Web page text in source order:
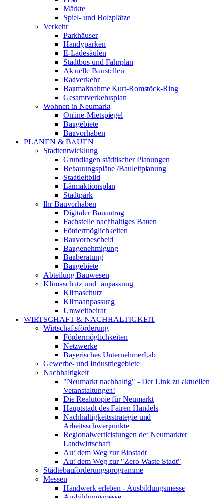
Märkte
Spiel- und Bolzplätze
Verkehr
Parkhäuser
Handyparken
E-Ladesäulen
Stadtbus und Fahrplan
Aktuelle Baustellen
Radverkehr
Baumaßnahme Kurt-Romstöck-Ring
Gesamtverkehrsplan
Wohnen in Neumarkt
Online-Mietspiegel
Baugebiete
Bauvorhaben
PLANEN & BAUEN
Stadtentwicklung
Grundlagen städtischer Planungen
Bebauungspläne /Bauleitplanung
Stadtleitbild
Lärmaktionsplan
Stadtpark
Ihr Bauvorhaben
Digitaler Bauantrag
Fachstelle nachhaltiges Bauen
Fördermöglichkeiten
Bauvorbescheid
Baugenehmigung
Bauberatung
Baugebiete
Abteilung Bauwesen
Klimaschutz und -anpassung
Klimaschutz
Klimaanpassung
Umweltbeirat
WIRTSCHAFT & NACHHALTIGKEIT
Wirtschaftsförderung
Fördermöglichkeiten
Netzwerke
Bayerisches UnternehmerLab
Gewerbe- und Industriegebiete
Nachhaltigkeit
"Neumarkt nachhaltig" - Der Link zu aktuellen
Veranstaltungen!
Die Realutopie für Neumarkt
Hauptstadt des Fairen Handels
Nachhaltigkeitsstrategie und
Arbeitsschwerpunkte
Regionalwertleistungen der Neumarkter
Landwirtschaft
Auf dem Weg zur Biostadt
Auf dem Weg zur "Zero Waste Stadt"
Städtebauförderungsprogramme
Messen
Handwerk erleben - Ausbildungsmesse